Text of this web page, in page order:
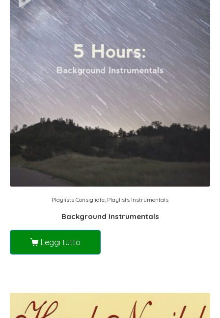
Playlists Consigliate Playlists Instrumentals
Background Instrumentals
Leggi tutto